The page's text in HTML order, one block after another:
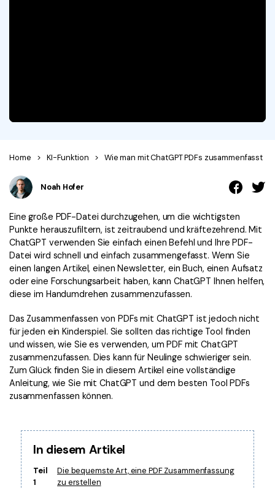
Weitere Online-Tools
Professionelle Anwender
PDF schützen
PDF Stapelbearbeiten
PDF OCR
PDF freigeben
eSign PDFs rechtmäßig Neu
Branchen
Rechtliches
Gesundheitswesen
Kundengeschichten
PDF-Software-Vergleich
G2 Awards
Bessere Nutzung
Technische Daten
Kontakt zum Support
Was ist NEU
Benutzerhandbuch
PDFelement für Windows
PDFelement für Mac
PDFelement für iOS
Mehr erfahren
Bewertungen
Sehen Sie, was unsere Nutzer sagen.
Home > KI-Funktion > Wie man mit ChatGPT PDFs zusammenfasst
Noah Hofer
Eine große PDF-Datei durchzugehen, um die wichtigsten
Punkte herauszufiltern, ist zeitraubend und kräftezehrend. Mit
ChatGPT verwenden Sie einfach einen Befehl und Ihre PDF-
Datei wird schnell und einfach zusammengefasst. Wenn Sie
einen langen Artikel, einen Newsletter, ein Buch, einen Aufsatz
oder eine Forschungsarbeit haben, kann ChatGPT Ihnen helfen,
diese im Handumdrehen zusammenzufassen.
Das Zusammenfassen von PDFs mit ChatGPT ist jedoch nicht
für jeden ein Kinderspiel. Sie sollten das richtige Tool finden
und wissen, wie Sie es verwenden, um PDF mit ChatGPT
zusammenzufassen. Dies kann für Neulinge schwieriger sein.
Zum Glück finden Sie in diesem Artikel eine vollständige
Anleitung, wie Sie mit ChatGPT und dem besten Tool PDFs
zusammenfassen können.
In diesem Artikel
Teil
1
Die bequemste Art, eine PDF Zusammenfassung
zu erstellen